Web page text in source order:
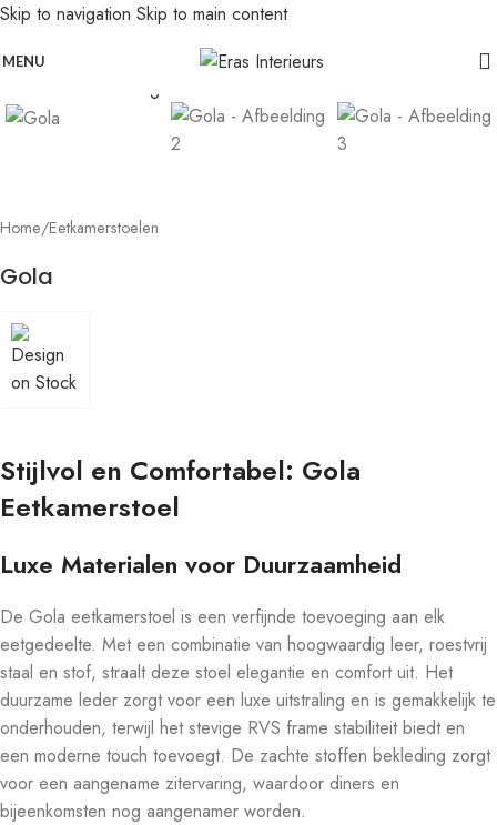
Skip to navigation Skip to main content
MENU
Home/Eetkamerstoelen
Gola
Stijlvol en Comfortabel: Gola
Eetkamerstoel
Luxe Materialen voor Duurzaamheid
De Gola eetkamerstoel is een verfijnde toevoeging aan elk
eetgedeelte. Met een combinatie van hoogwaardig leer, roestvrij
staal en stof, straalt deze stoel elegantie en comfort uit. Het
duurzame leder zorgt voor een luxe uitstraling en is gemakkelijk te
onderhouden, terwijl het stevige RVS frame stabiliteit biedt en
een moderne touch toevoegt. De zachte stoffen bekleding zorgt
voor een aangename zitervaring, waardoor diners en
bijeenkomsten nog aangenamer worden.